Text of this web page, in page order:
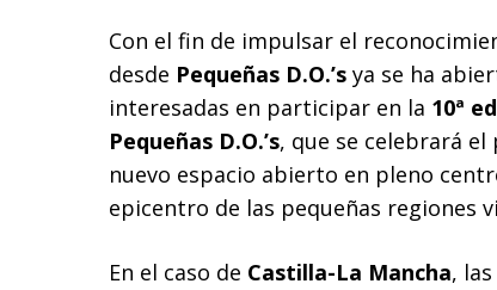
Con el fin de impulsar el
desde Pequeñas D.O.’s ya se ha
interesadas en participar en la 10ª
Pequeñas D.O.’s, que se celebrará el
nuevo espacio abierto en pleno
epicentro de las pequeñas regiones
En el caso de Castilla-La Mancha,